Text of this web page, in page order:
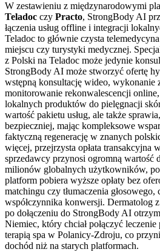
W zestawieniu z międzynarodowymi
Teladoc czy Practo, StrongBody AI
łączenia usług offline i integracji
Teladoc to głównie czysta
miejscu czy turystyki medycznej.
z Polski na Teladoc może jedynie
StrongBody AI może stworzyć ofertę
wstępną konsultację wideo,
monitorowanie rekonwalescencji online,
lokalnych produktów do pielęgnacji
wartość pakietu usług, ale także
bezpieczniej, mając kompleksowe
faktyczną regenerację w znanych
więcej, przejrzysta opłata transakcyjna
sprzedawcy przynosi ogromną wartość
milionów globalnych użytkowników,
platform pobiera wyższe opłaty bez
matchingu czy tłumaczenia
współczynnika konwersji. Dermatolog
po dołączeniu do StrongBody AI
Niemiec, który chciał połączyć
terapią spa w Polanicy-Zdroju, co
dochód niż na starych platformach.